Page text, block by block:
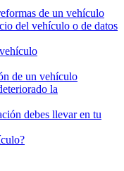
de un vehículo
del vehículo o de datos
de un vehículo
la
debes llevar en tu